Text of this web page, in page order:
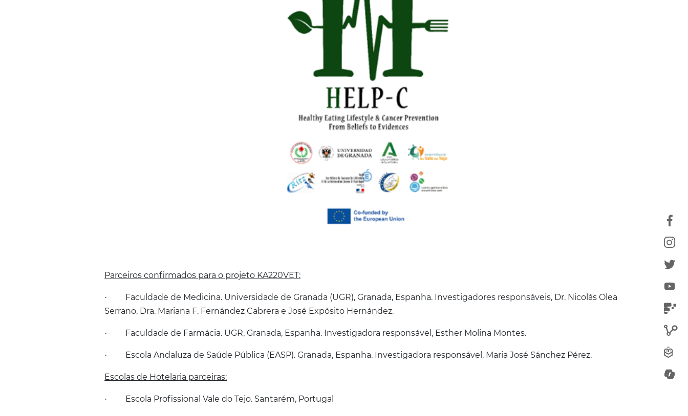
Parceiros confirmados para o projeto KA220VET:
·
Faculdade de Medicina. Universidade de Granada (UGR), Granada, Espanha. Investigadores responsáveis, Dr. Nicolás Olea
Serrano, Dra. Mariana F. Fernández Cabrera e José Expósito Hernández.
· Faculdade de Farmácia. UGR, Granada, Espanha. Investigadora responsável, Esther Molina Montes.
· Escola Andaluza de Saúde Pública (EASP). Granada, Espanha. Investigadora responsável, Maria José Sánchez Pérez.
Escolas de Hotelaria parceiras:
· Escola Profissional Vale do Tejo. Santarém, Portugal